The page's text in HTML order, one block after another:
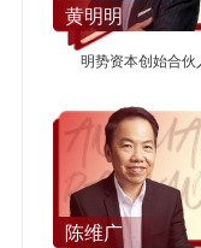
黄明明
明势资本创始合伙
陈维广